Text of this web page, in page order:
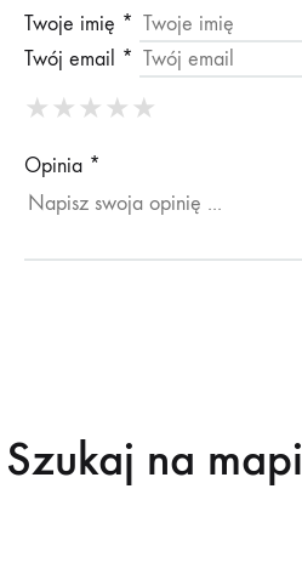
Twoje imię *
Twój email *
★
★ ★
★ ★ ★
★ ★ ★ ★
★ ★ ★ ★ ★
Opinia *
Szukaj na